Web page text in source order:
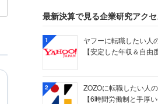
最新決算で見る企業研究アク
1
ヤフーに転職したい人
【安定した年収＆自由
2
ZOZOに転職したい人
【6時間労働制と手厚